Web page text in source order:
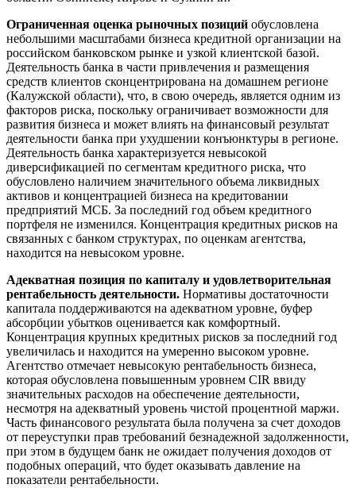
Ограниченная оценка рыночных позиций обусловлена
небольшими масштабами бизнеса кредитной организации на
российском банковском рынке и узкой клиентской базой.
Деятельность банка в части привлечения и размещения
средств клиентов сконцентрирована на домашнем регионе
(Калужской области), что, в свою очередь, является одним из
факторов риска, поскольку ограничивает возможности для
развития бизнеса и может влиять на финансовый результат
деятельности банка при ухудшении конъюнктуры в регионе.
Деятельность банка характеризуется невысокой
диверсификацией по сегментам кредитного риска, что
обусловлено наличием значительного объема ликвидных
активов и концентрацией бизнеса на кредитовании
предприятий МСБ. За последний год объем кредитного
портфеля не изменился. Концентрация кредитных рисков на
связанных с банком структурах, по оценкам агентства,
находится на невысоком уровне.
Адекватная позиция по капиталу и удовлетворительная
рентабельность деятельности. Нормативы достаточности
капитала поддерживаются на адекватном уровне, буфер
абсорбции убытков оценивается как комфортный.
Концентрация крупных кредитных рисков за последний год
увеличилась и находится на умеренно высоком уровне.
Агентство отмечает невысокую рентабельность бизнеса,
которая обусловлена повышенным уровнем CIR ввиду
значительных расходов на обеспечение деятельности,
несмотря на адекватный уровень чистой процентной маржи.
Часть финансового результата была получена за счет доходов
от переуступки прав требований безнадежной задолженности,
при этом в будущем банк не ожидает получения доходов от
подобных операций, что будет оказывать давление на
показатели рентабельности.